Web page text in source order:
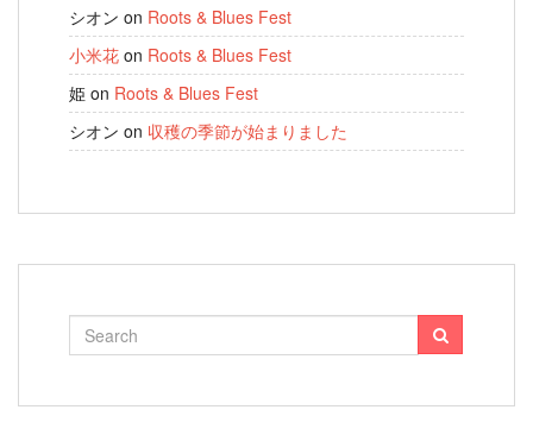
シオン on Roots & Blues Fest
小米花 on Roots & Blues Fest
姫 on Roots & Blues Fest
シオン on 収穫の季節が始まりました